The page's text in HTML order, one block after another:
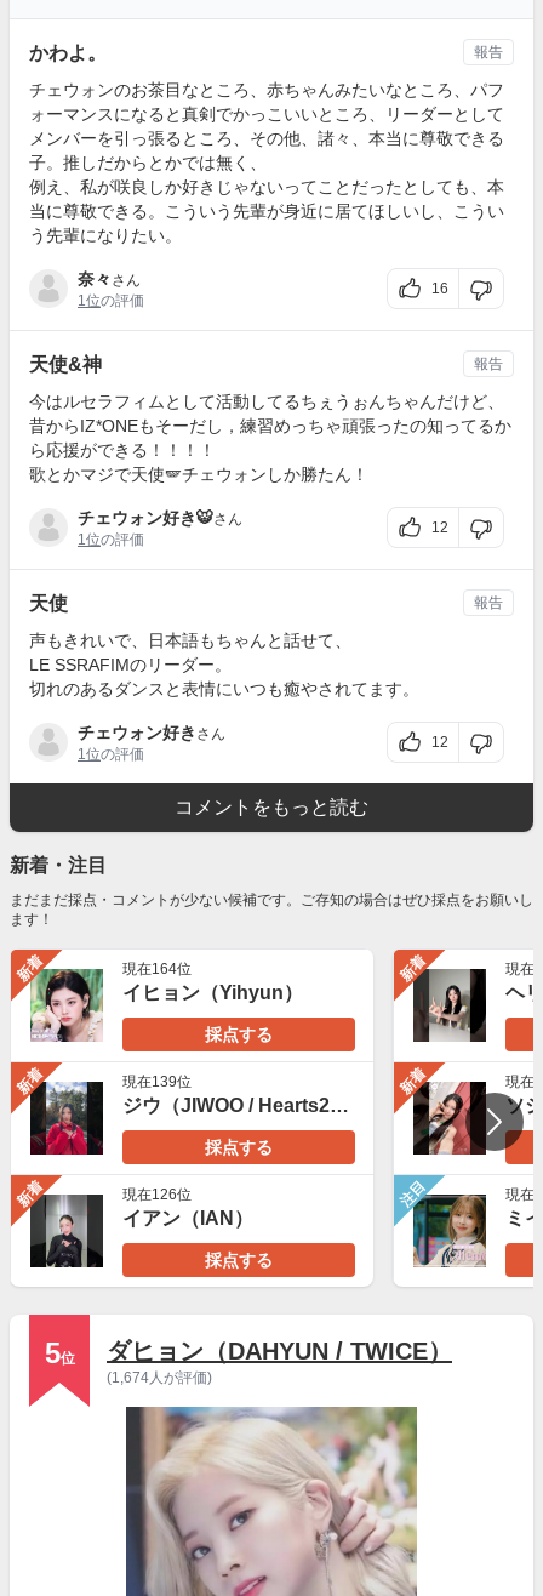
かわよ。
チェウォンのお茶目なところ、赤ちゃんみたいなところ、パフ
ォーマンスになると真剣でかっこいいところ、リーダーとして
メンバーを引っ張るところ、その他、諸々、本当に尊敬できる
子。推しだからとかでは無く、
例え、私が咲良しか好きじゃないってことだったとしても、本
当に尊敬できる。こういう先輩が身近に居てほしいし、こうい
う先輩になりたい。
奈々 さん
1位の評価
16
報告
天使&神
今はルセラフィムとして活動してるちぇうぉんちゃんだけど、
昔からIZ*ONEもそーだし，練習めっちゃ頑張ったの知ってるか
ら応援ができる！！！！
歌とかマジで天使🪽チェウォンしか勝たん！
チェウォン好き🐯さん
1位の評価
12
報告
天使
声もきれいで、日本語もちゃんと話せて、
LE SSRAFIMのリーダー。
切れのあるダンスと表情にいつも癒やされてます。
チェウォン好き さん
1位の評価
12
報告
コメントをもっと読む
新着・注目
まだまだ採点・コメントが少ない候補です。ご存知の場合はぜひ採点をお願いし
ます！
新着 現在164位
イヒョン（Yihyun）
採点する
新着 現在139位
ジウ（JIWOO / Hearts2Hearts）
採点する
新着 現在126位
イアン（IAN）
採点する
新着 現在
新着 現在
注目 現在
ミ
5位 ダヒョン（DAHYUN / TWICE）
(1,674人が評価)